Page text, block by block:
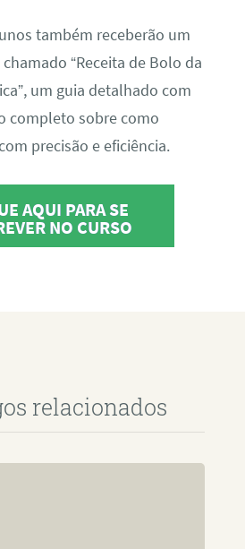
também receberão um
“Receita de Bolo da
um guia detalhado com
completo sobre como
precisão e eficiência.
AQUI PARA SE
NO CURSO
relacionados